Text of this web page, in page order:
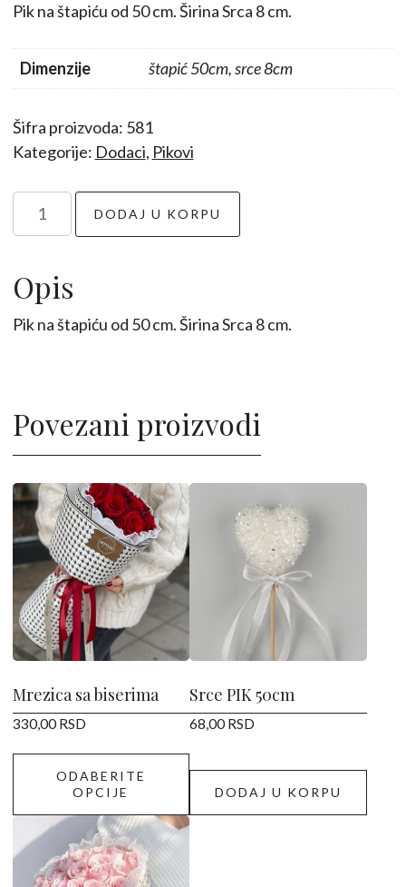
Pik na štapiću od 50 cm. Širina Srca 8 cm.
Dimenzije štapić 50cm, srce 8cm
Šifra proizvoda: 581
Kategorije: Dodaci, Pikovi
količina
DODAJ U KORPU
Opis
Pik na štapiću od 50 cm. Širina Srca 8 cm.
Povezani proizvodi
Mrezica sa biserima
330,00 RSD
ODABERITE
OPCIJE
Ovaj
proizvod
ima
više
varijanti.
Opcije
mogu
biti
izabrane
na
Srce PIK 50cm
68,00 RSD
DODAJ U KORPU
proizvod
ima